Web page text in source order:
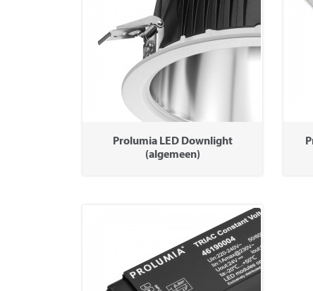
Prolumia LED Downlight
(algemeen)